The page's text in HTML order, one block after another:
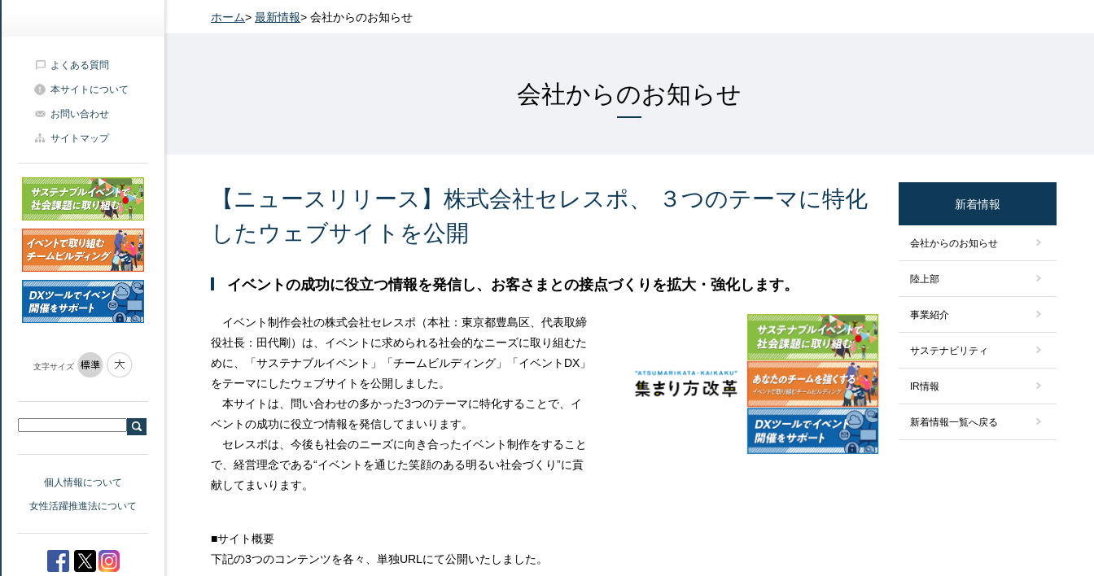
よくある質問
本サイトについて
お問い合わせ
サイトマップ
文字サイズ
個人情報について
女性活躍推進法について
ホーム> 最新情報> 会社からのお知らせ
会社からのお知らせ
【ニュースリリース】株式会社セレスポ、 ３つのテーマに特化
したウェブサイトを公開
イベントの成功に役立つ情報を発信し、お客さまとの接点づくりを拡大・強化します。
イベント制作会社の株式会社セレスポ（本社：東京都豊島区、代表取締
役社長：田代剛）は、イベントに求められる社会的なニーズに取り組むた
めに、「サステナブルイベント」「チームビルディング」「イベントDX」
をテーマにしたウェブサイトを公開しました。
本サイトは、問い合わせの多かった3つのテーマに特化することで、イ
ベントの成功に役立つ情報を発信してまいります。
セレスポは、今後も社会のニーズに向き合ったイベント制作をすること
で、経営理念である“イベントを通じた笑顔のある明るい社会づくり”に貢
献してまいります。
■サイト概要
下記の3つのコンテンツを各々、単独URLにて公開いたしました。
新着情報
会社からのお知らせ
陸上部
事業紹介
サステナビリティ
IR情報
新着情報一覧へ戻る